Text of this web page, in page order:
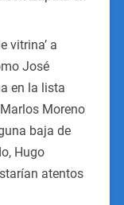
vitrina’ a
José
en la lista
Moreno
baja de
Hugo
atentos